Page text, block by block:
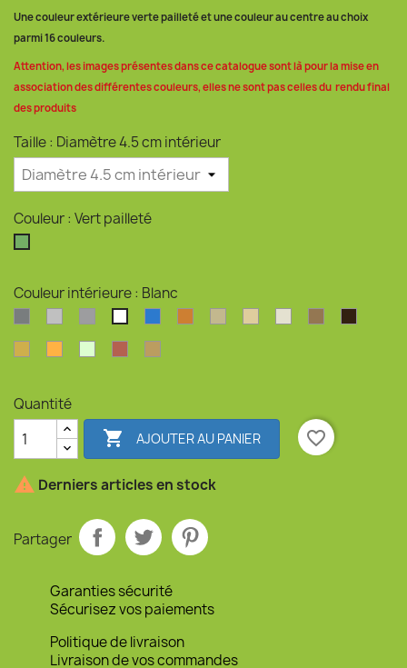
Une couleur extérieure verte pailleté et une couleur au centre au choix
parmi 16 couleurs.
Attention, les images présentes dans ce catalogue sont là pour la mise en
association des différentes couleurs, elles ne sont pas celles du rendu final
des produits
Taille : Diamètre 4.5 cm intérieur
Couleur : Vert pailleté
Couleur intérieure : Blanc
Quantité
 AJOUTER AU PANIER favorite_border
 Derniers articles en stock
Partager
Garanties sécurité
Sécurisez vos paiements
Politique de livraison
Livraison de vos commandes